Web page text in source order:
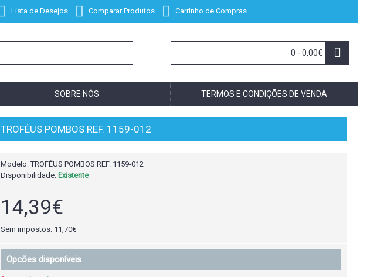
Lista de Desejos Comparar Produtos Carrinho de Compras
0 - 0,00€
SOBRE NÓS TERMOS E CONDIÇÕES DE VENDA
TROFÉUS POMBOS REF. 1159-012
Modelo:TROFÉUS POMBOS REF. 1159-012
Disponibilidade: Existente
14,39€
Sem impostos: 11,70€
Opcões disponíveis